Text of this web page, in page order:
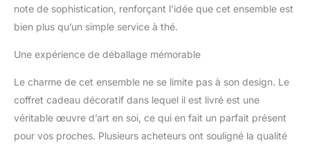
note de sophistication, renforçant l’idée que cet ensemble est
bien plus qu’un simple service à thé.
Une expérience de déballage mémorable
Le charme de cet ensemble ne se limite pas à son design. Le
coffret cadeau décoratif dans lequel il est livré est une
véritable œuvre d’art en soi, ce qui en fait un parfait présent
pour vos proches. Plusieurs acheteurs ont souligné la qualité